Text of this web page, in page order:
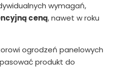
wymagań,
ceną, nawet w roku
ogrodzeń panelowych
produkt do